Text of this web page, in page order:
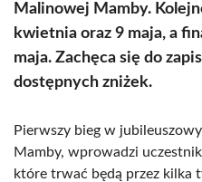
Malinowej Mamby.
kwietnia oraz 9 maja, a
maja. Zachęca się do
dostępnych zniżek.
Pierwszy bieg w
Mamby, wprowadzi
które trwać będą przez kilka